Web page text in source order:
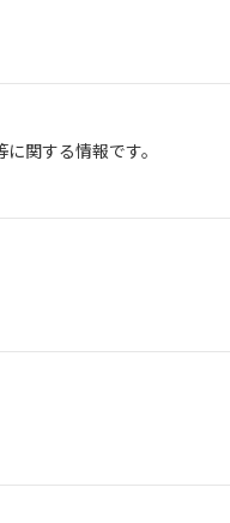
関する情報です。